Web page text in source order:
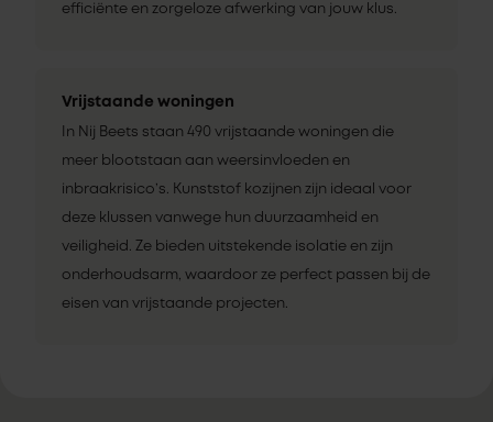
efficiënte en zorgeloze afwerking van jouw klus.
Vrijstaande woningen
In Nij Beets staan 490 vrijstaande woningen die
meer blootstaan aan weersinvloeden en
inbraakrisico’s. Kunststof kozijnen zijn ideaal voor
deze klussen vanwege hun duurzaamheid en
veiligheid. Ze bieden uitstekende isolatie en zijn
onderhoudsarm, waardoor ze perfect passen bij de
eisen van vrijstaande projecten.